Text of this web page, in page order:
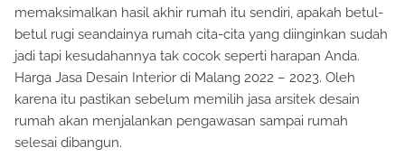
memaksimalkan hasil akhir rumah itu sendiri, apakah betul-
betul rugi seandainya rumah cita-cita yang diinginkan sudah
jadi tapi kesudahannya tak cocok seperti harapan Anda.
Harga Jasa Desain Interior di Malang 2022 – 2023. Oleh
karena itu pastikan sebelum memilih jasa arsitek desain
rumah akan menjalankan pengawasan sampai rumah
selesai dibangun.